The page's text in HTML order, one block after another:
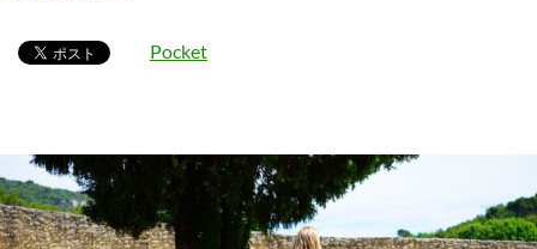
Pocket